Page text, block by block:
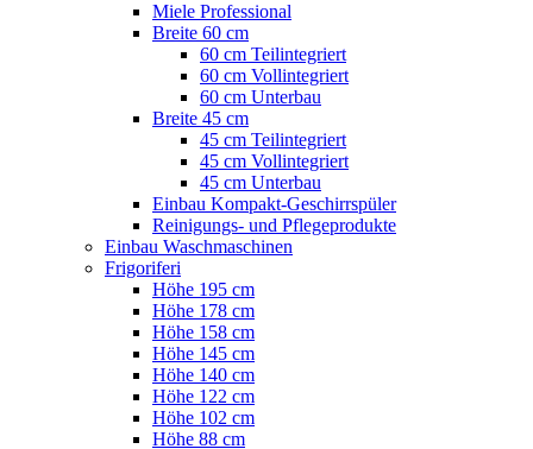
Miele Professional
Breite 60 cm
60 cm Teilintegriert
60 cm Vollintegriert
60 cm Unterbau
Breite 45 cm
45 cm Teilintegriert
45 cm Vollintegriert
45 cm Unterbau
Einbau Kompakt-Geschirrspüler
Reinigungs- und Pflegeprodukte
Einbau Waschmaschinen
Frigoriferi
Höhe 195 cm
Höhe 178 cm
Höhe 158 cm
Höhe 145 cm
Höhe 140 cm
Höhe 122 cm
Höhe 102 cm
Höhe 88 cm